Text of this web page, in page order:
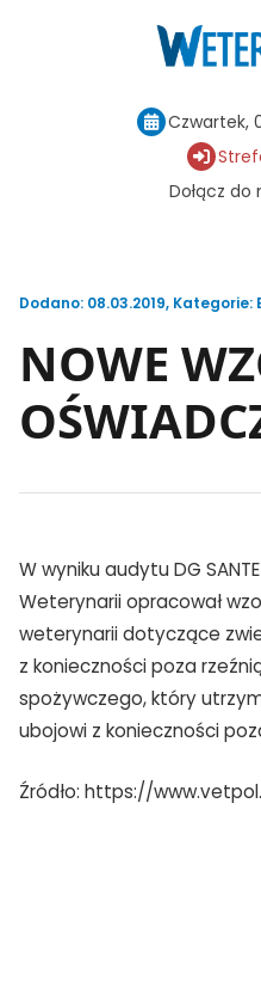
Czwartek,
Dołącz do
Dodano: 08.03.2019, Kategorie:
NOWE
W wyniku audytu DG
Weterynarii opracował
weterynarii dotyczące
z konieczności poza
spożywczego, który
ubojowi z konieczności
Źródło: https://